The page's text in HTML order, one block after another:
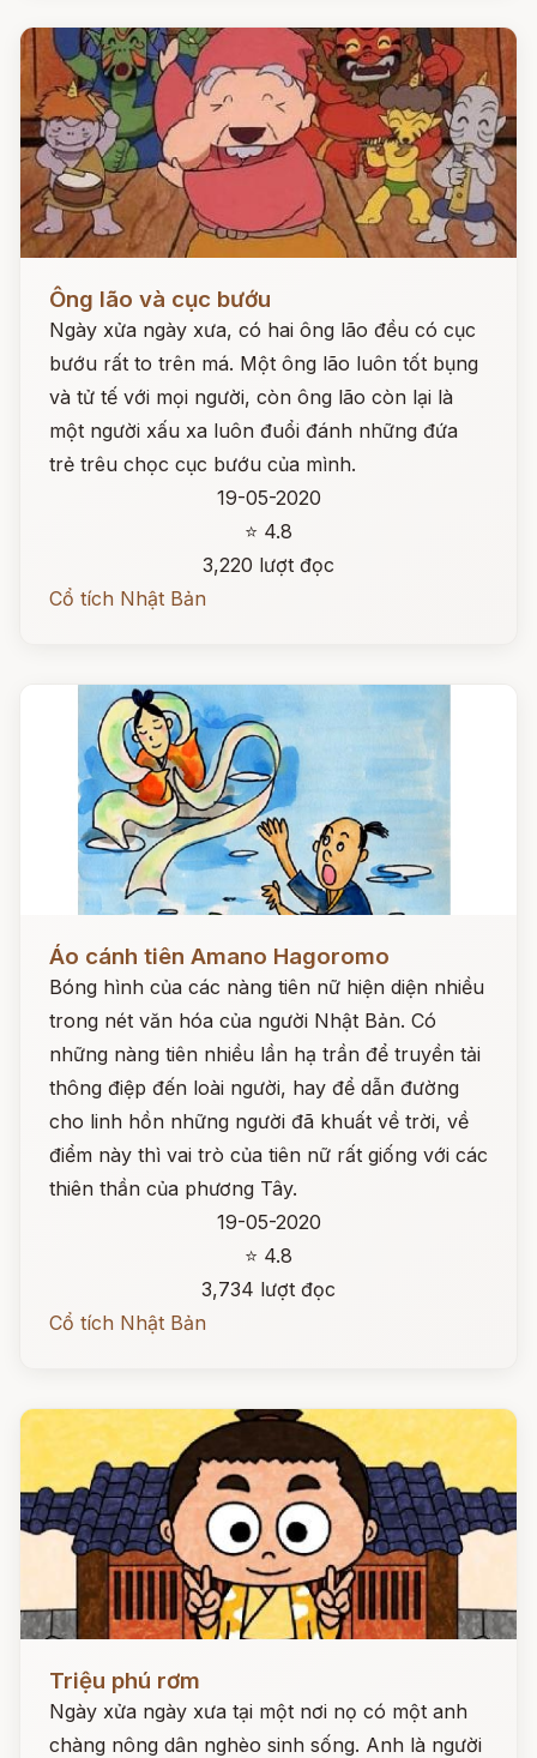
Đọc ngay
Ông lão và cục bướu
Ngày xửa ngày xưa, có hai ông lão đều có cục
bướu rất to trên má. Một ông lão luôn tốt bụng
và tử tế với mọi người, còn ông lão còn lại là
một người xấu xa luôn đuổi đánh những đứa
trẻ trêu chọc cục bướu của mình.
19-05-2020
⭐ 4.8
3,220 lượt đọc
Cổ tích Nhật Bản
Đọc ngay
Áo cánh tiên Amano Hagoromo
Bóng hình của các nàng tiên nữ hiện diện nhiều
trong nét văn hóa của người Nhật Bản. Có
những nàng tiên nhiều lần hạ trần để truyền tải
thông điệp đến loài người, hay để dẫn đường
cho linh hồn những người đã khuất về trời, về
điểm này thì vai trò của tiên nữ rất giống với các
thiên thần của phương Tây.
19-05-2020
⭐ 4.8
3,734 lượt đọc
Cổ tích Nhật Bản
Triệu phú rơm
Ngày xửa ngày xưa tại một nơi nọ có một anh
chàng nông dân nghèo sinh sống. Anh là người